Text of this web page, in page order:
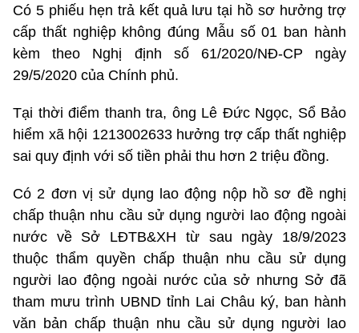
Có 5 phiếu hẹn trả kết quả lưu tại hồ sơ hưởng trợ
cấp thất nghiệp không đúng Mẫu số 01 ban hành
kèm theo Nghị định số 61/2020/NĐ-CP ngày
29/5/2020 của Chính phủ.
Tại thời điểm thanh tra, ông Lê Đức Ngọc, Sổ Bảo
hiểm xã hội 1213002633 hưởng trợ cấp thất nghiệp
sai quy định với số tiền phải thu hơn 2 triệu đồng.
Có 2 đơn vị sử dụng lao động nộp hồ sơ đề nghị
chấp thuận nhu cầu sử dụng người lao động ngoài
nước về Sở LĐTB&XH từ sau ngày 18/9/2023
thuộc thẩm quyền chấp thuận nhu cầu sử dụng
người lao động ngoài nước của sở nhưng Sở đã
tham mưu trình UBND tỉnh Lai Châu ký, ban hành
văn bản chấp thuận nhu cầu sử dụng người lao